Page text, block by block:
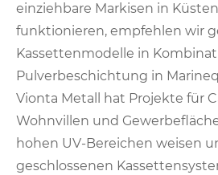
einziehbare Markisen in
funktionieren, empfehlen wir
Kassettenmodelle in
Pulverbeschichtung in
Vionta Metall hat Projekte für
Wohnvillen und
hohen UV-Bereichen weisen
geschlossenen